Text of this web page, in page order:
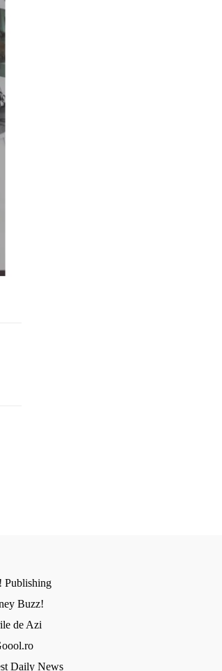
Publishing
Buzz!
de Azi
Daily News